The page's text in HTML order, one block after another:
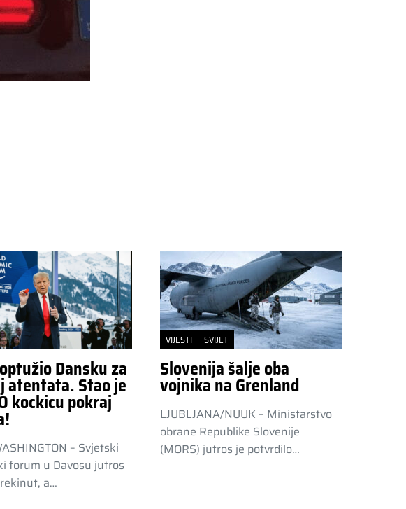
Dansku za
atentata. Stao je
kockicu pokraj
– Svjetski
forum u Davosu jutros
a…
VIJESTI SVIJET
Slovenija šalje oba
vojnika na Grenland
LJUBLJANA/NUUK – Ministarstvo
obrane Republike Slovenije
(MORS) jutros je potvrdilo…